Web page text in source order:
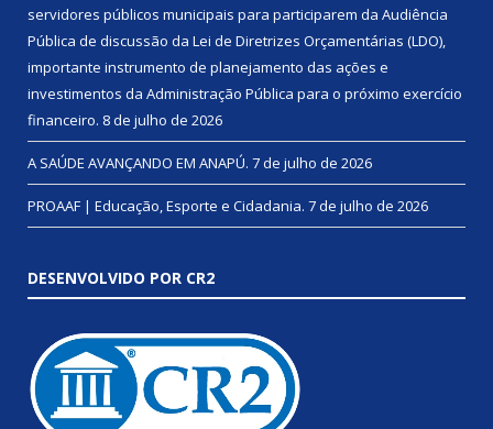
servidores públicos municipais para participarem da Audiência
Pública de discussão da Lei de Diretrizes Orçamentárias (LDO),
importante instrumento de planejamento das ações e
investimentos da Administração Pública para o próximo exercício
financeiro. 8 de julho de 2026
A SAÚDE AVANÇANDO EM ANAPÚ. 7 de julho de 2026
PROAAF | Educação, Esporte e Cidadania. 7 de julho de 2026
DESENVOLVIDO POR CR2